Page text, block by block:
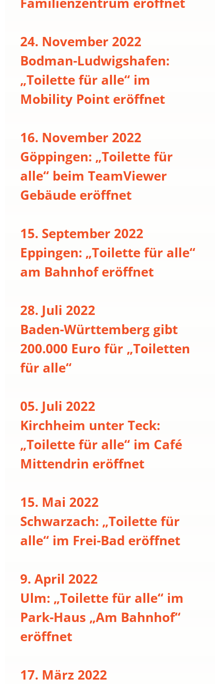
24. November 2022
Bodman-Ludwigshafen:
„Toilette für alle“ im
Mobility Point eröffnet
16. November 2022
Göppingen: „Toilette für
alle“ beim TeamViewer
Gebäude eröffnet
15. September 2022
Eppingen: „Toilette für alle“
am Bahnhof eröffnet
28. Juli 2022
Baden-Württemberg gibt
200.000 Euro für „Toiletten
für alle“
05. Juli 2022
Kirchheim unter Teck:
„Toilette für alle“ im Café
Mittendrin eröffnet
15. Mai 2022
Schwarzach: „Toilette für
alle“ im Frei-Bad eröffnet
9. April 2022
Ulm: „Toilette für alle“ im
Park-Haus „Am Bahnhof“
eröffnet
17. März 2022